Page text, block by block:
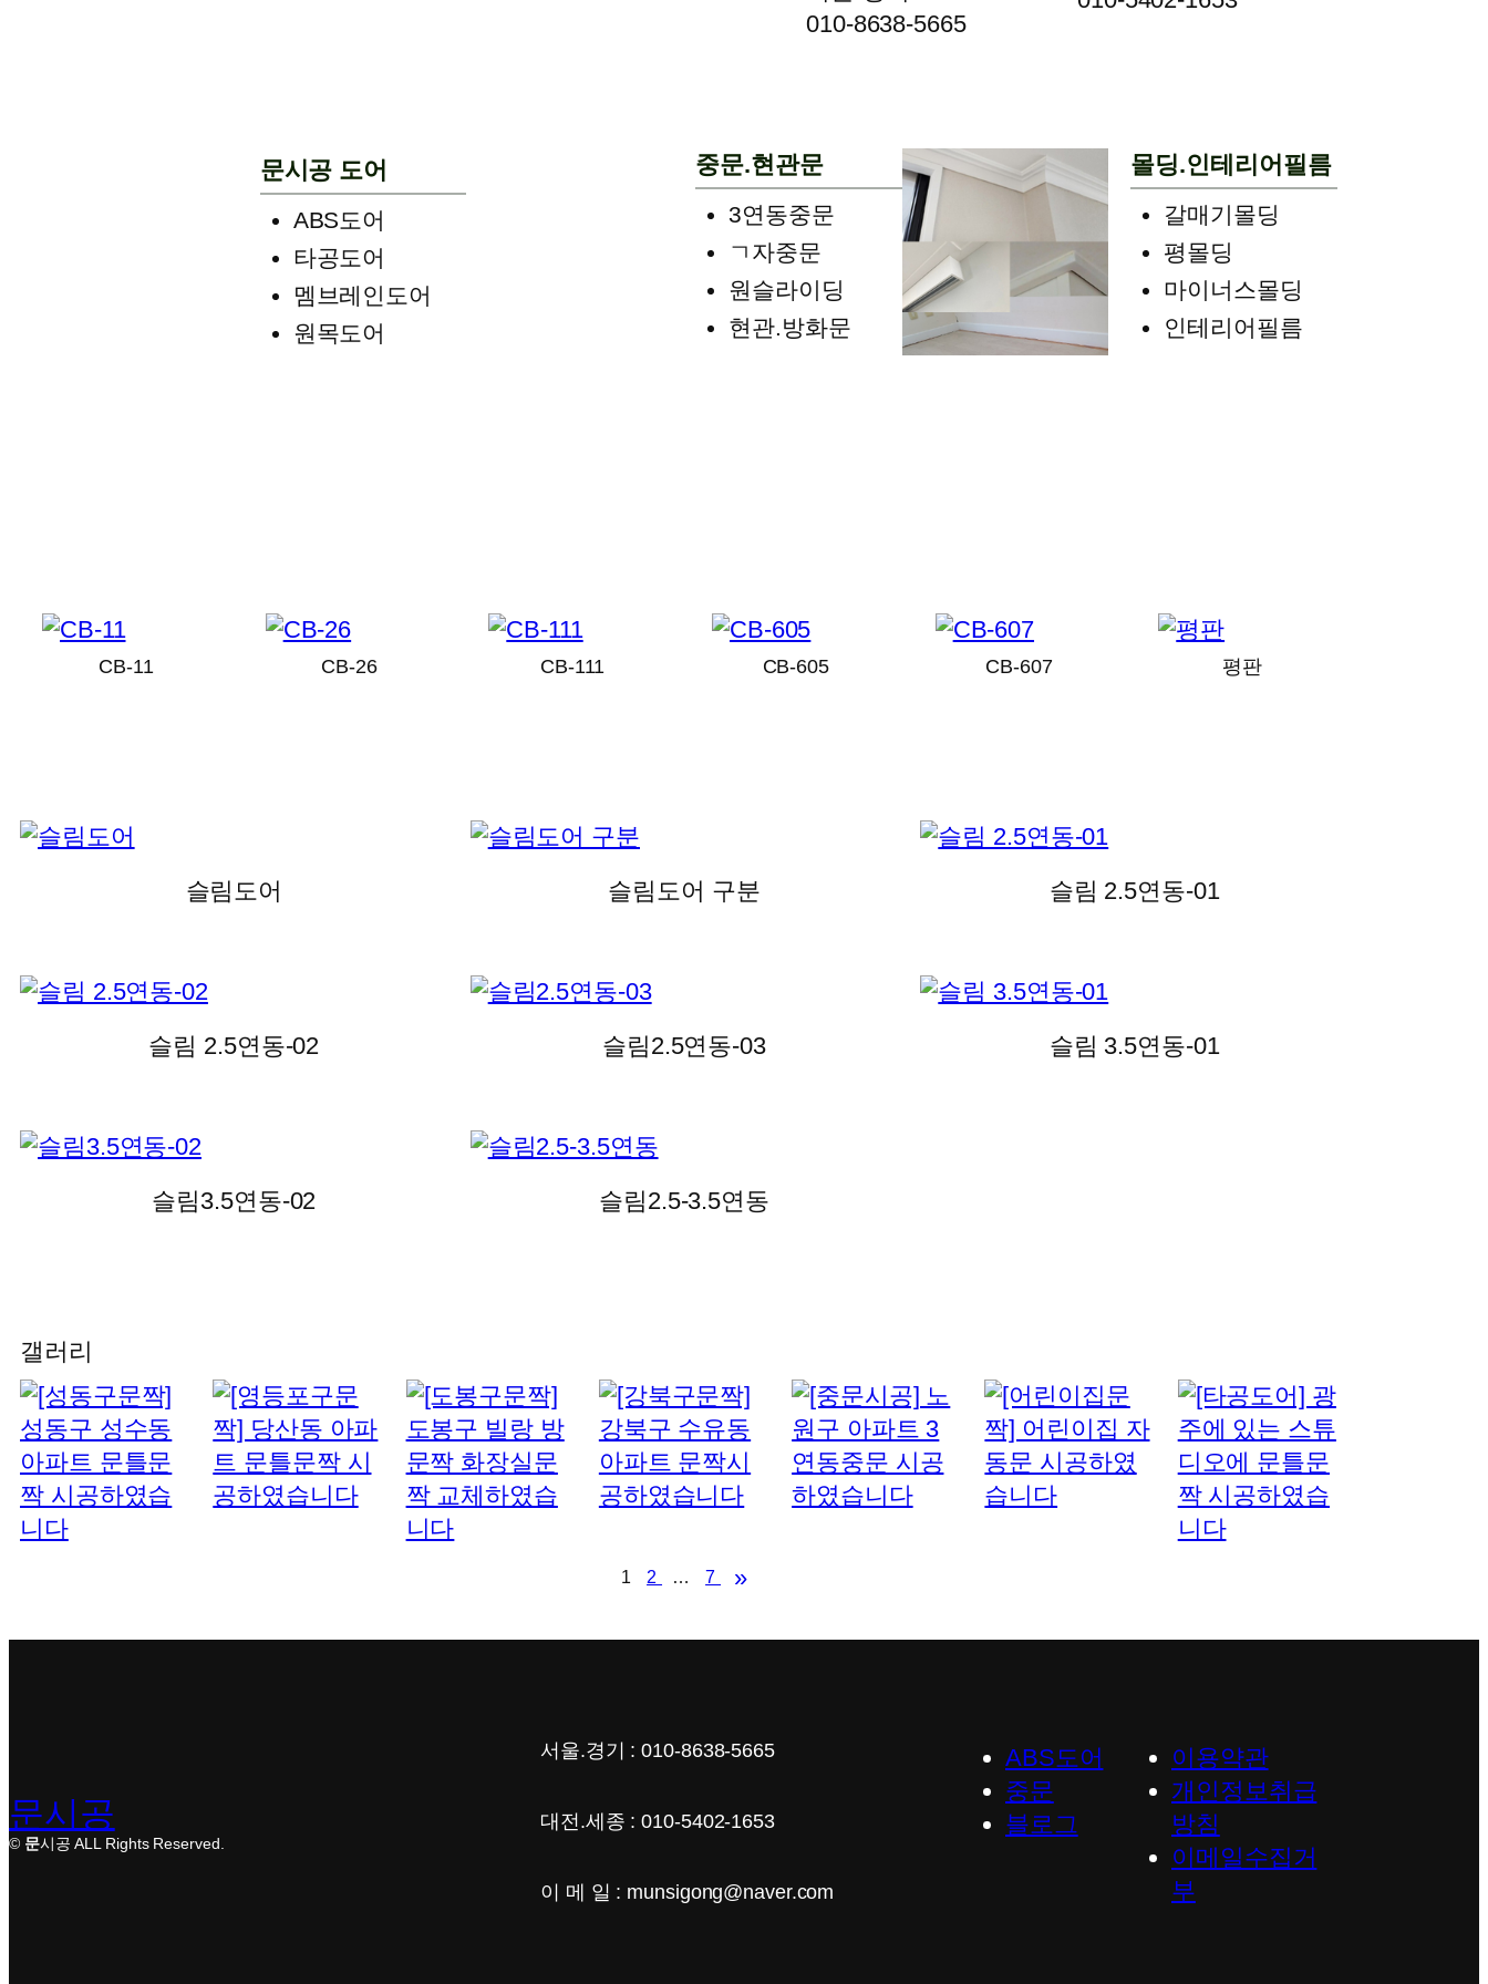
010-8638-5665
문시공 도어
ABS도어
타공도어
멤브레인도어
원목도어
중문.현관문
3연동중문
ㄱ자중문
원슬라이딩
현관.방화문
몰딩.인테리어필름
갈매기몰딩
평몰딩
마이너스몰딩
인테리어필름
CB-11 CB-26 CB-111 CB-605 CB-607 평판
슬림도어 슬림도어 구분 슬림 2.5연동-01
슬림 2.5연동-02 슬림2.5연동-03 슬림 3.5연동-01
슬림3.5연동-02 슬림2.5-3.5연동
갤러리
1 2 … 7 »
문시공
© 문시공 ALL Rights Reserved.
서울.경기 : 010-8638-5665
대전.세종 : 010-5402-1653
이 메 일 : munsigong@naver.com
ABS도어
중문
블로그
이용약관
개인정보취급
방침
이메일수집거
부